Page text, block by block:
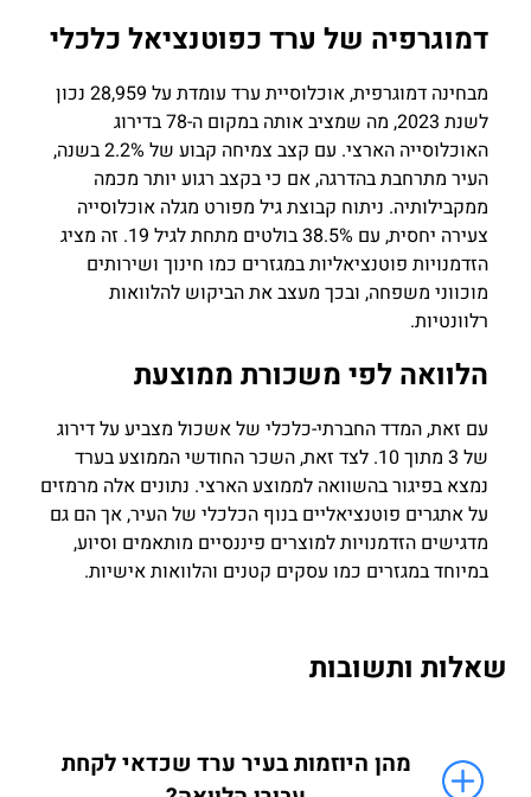
דמוגרפיה של ערד כפוטנציאל כלכלי
מבחינה דמוגרפית, אוכלוסיית ערד עומדת על 28,959 נכון
לשנת 2023, מה שמציב אותה במקום ה-78 בדירוג
האוכלוסייה הארצי. עם קצב צמיחה קבוע של 2.2% בשנה,
העיר מתרחבת בהדרגה, אם כי בקצב רגוע יותר מכמה
ממקבילותיה. ניתוח קבוצת גיל מפורט מגלה אוכלוסייה
צעירה יחסית, עם 38.5% בולטים מתחת לגיל 19. זה מציג
הזדמנויות פוטנציאליות במגזרים כמו חינוך ושירותים
מוכווני משפחה, ובכך מעצב את הביקוש להלוואות
רלוונטיות.
הלוואה לפי משכורת ממוצעת
עם זאת, המדד החברתי-כלכלי של אשכול מצביע על דירוג
של 3 מתוך 10. לצד זאת, השכר החודשי הממוצע בערד
נמצא בפיגור בהשוואה לממוצע הארצי. נתונים אלה מרמזים
על אתגרים פוטנציאליים בנוף הכלכלי של העיר, אך הם גם
מדגישים הזדמנויות למוצרים פיננסיים מותאמים וסיוע,
במיוחד במגזרים כמו עסקים קטנים והלוואות אישיות.
שאלות ותשובות
מהן היוזמות בעיר ערד שכדאי לקחת